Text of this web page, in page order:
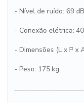
- Nível de ruído: 69
- Conexão elétrica:
- Dimensões (L x P x
- Peso: 175 kg.